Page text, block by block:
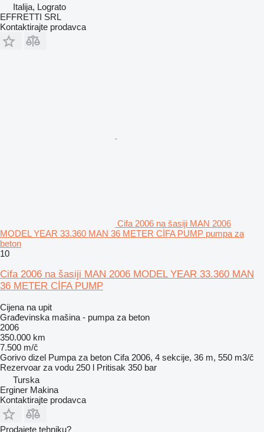
Italija, Lograto
EFFRETTI SRL
Kontaktirajte prodavca
Cifa 2006 na šasiji MAN 2006
MODEL YEAR 33.360 MAN 36 METER CİFA PUMP pumpa za
beton
10
Cifa 2006 na šasiji MAN 2006 MODEL YEAR 33.360 MAN
36 METER CİFA PUMP
Cijena na upit
Građevinska mašina - pumpa za beton
2006
350.000 km
7.500 m/č
Gorivo dizel Pumpa za beton Cifa 2006, 4 sekcije, 36 m, 550 m3/č
Rezervoar za vodu 250 l Pritisak 350 bar
Turska
Erginer Makina
Kontaktirajte prodavca
Prodajete tehniku?